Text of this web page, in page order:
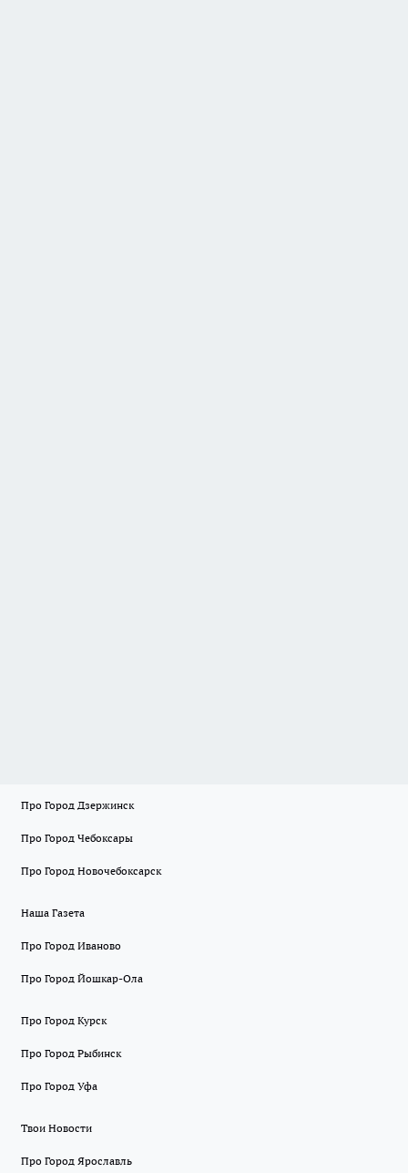
Про Город Дзержинск
Про Город Чебоксары
Про Город Новочебоксарск
Наша Газета
Про Город Иваново
Про Город Йошкар-Ола
Про Город Курск
Про Город Рыбинск
Про Город Уфа
Твои Новости
Про Город Ярославль